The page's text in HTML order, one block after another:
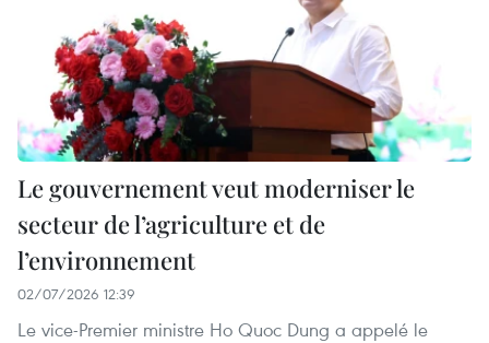
Le gouvernement veut moderniser le
secteur de l’agriculture et de
l’environnement
02/07/2026 12:39
Le vice-Premier ministre Ho Quoc Dung a appelé le